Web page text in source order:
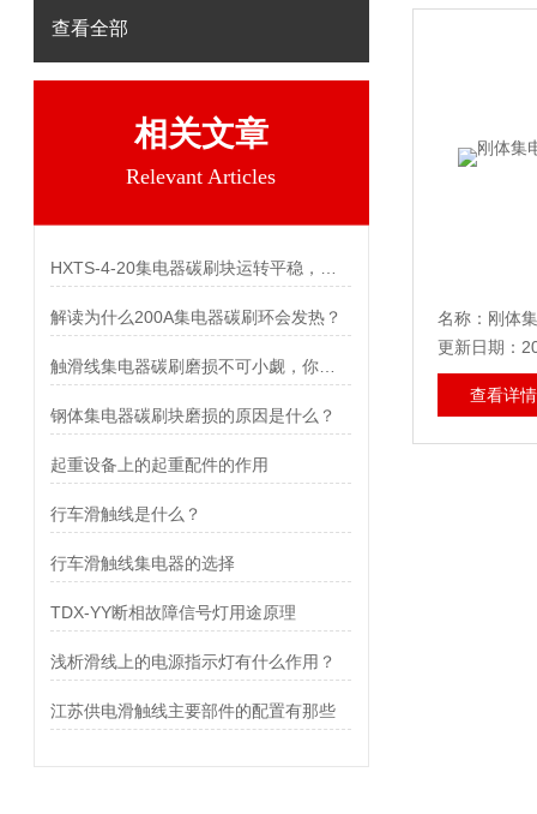
查看全部
相关文章
Relevant Articles
解读为什么200A集电器碳刷环会发热？
钢体集电器碳刷块磨损的原因是什么？
起重设备上的起重配件的作用
行车滑触线是什么？
行车滑触线集电器的选择
TDX-YY断相故障信号灯用途原理
浅析滑线上的电源指示灯有什么作用？
江苏供电滑触线主要部件的配置有那些
名称：刚体
更新日期：
查看详情